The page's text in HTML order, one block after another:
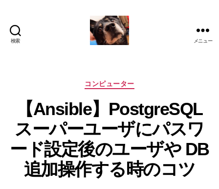
検索 メニュー
カ
ゴ
リ
ー
コンピューター
【Ansible】PostgreSQL
スーパーユーザにパスワ
ード設定後のユーザや DB
追加操作する時のコツ